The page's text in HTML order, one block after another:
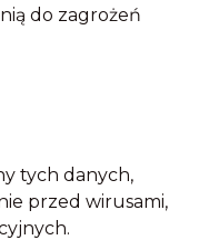
do zagrożeń
tych danych,
przed wirusami,